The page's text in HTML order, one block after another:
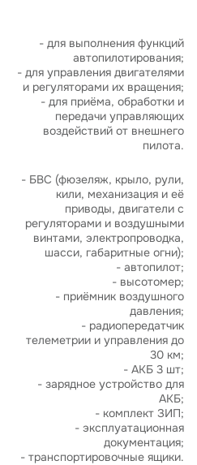
- для выполнения функций
автопилотирования;
- для управления двигателями
и регуляторами их вращения;
- для приёма, обработки и
передачи управляющих
воздействий от внешнего
пилота.
- БВС (фюзеляж, крыло, рули,
кили, механизация и её
приводы, двигатели с
регуляторами и воздушными
винтами, электропроводка,
шасси, габаритные огни);
- автопилот;
- высотомер;
- приёмник воздушного
давления;
- радиопередатчик
телеметрии и управления до
30 км;
- АКБ 3 шт;
- зарядное устройство для
АКБ;
- комплект ЗИП;
- эксплуатационная
документация;
- транспортировочные ящики.